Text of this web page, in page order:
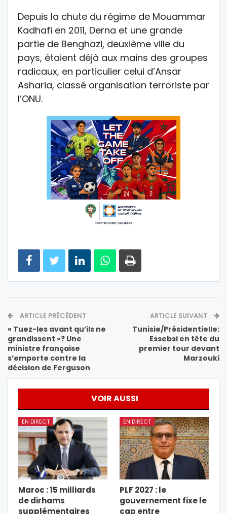
Depuis la chute du régime de Mouammar
Kadhafi en 2011, Derna et une grande
partie de Benghazi, deuxième ville du
pays, étaient déjà aux mains des groupes
radicaux, en particulier celui d’Ansar
Asharia, classé organisation terroriste par
l’ONU.
ARTICLE PRÉCÉDENT
« Tuez-les avant qu’ils ne
grandissent »? Une
ministre française
s’emporte contre la
décision de Ferguson
ARTICLE SUIVANT
Tunisie/Présidentielle:
Essebsi en tête du
premier tour devant
Marzouki
VOIR AUSSI
EN DIRECT
Maroc : 15 milliards
de dirhams
supplémentaires
EN DIRECT
PLF 2027 : le
gouvernement fixe le
cap entre